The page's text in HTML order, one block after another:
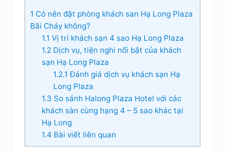
1 Có nên đặt phòng khách san Hạ Long Plaza
Bãi Cháy không?
1.1 Vị trí khách sạn 4 sao Hạ Long Plaza
1.2 Dịch vụ, tiện nghi nổi bật của khách
sạn Hạ Long Plaza
1.2.1 Đánh giá dịch vụ khách sạn Hạ
Long Plaza
1.3 So sánh Halong Plaza Hotel với các
khách sàn cùng hạng 4 – 5 sao khác tại
Hạ Long
1.4 Bài viết liên quan